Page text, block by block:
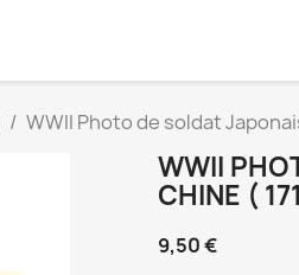
WWII Photo de soldat
WWII
CHINE (
9,50 €